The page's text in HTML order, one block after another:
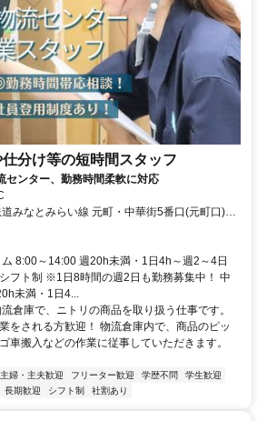
分け等の短時間スタッフ
センター、勤務時間柔軟に対応
みなとみらい線 元町・中華街5番口(元町口)徒
道みなとみらい線 日本大通り4番口(大さん橋
岸線/ＪＲ京浜東北線 石川町元町口徒歩約32分
と赤十字病院)徒歩10分
8:00～14:00 週20h未満・1日4h～週2～4日
フト制 ※1日8時間の週2日も勤務募集中！ 中
未満・1日4...
倉庫で、ニトリの商品を取り扱う仕事です。
をされる方歓迎！ 物流倉庫内で、商品のピッ
車搬入などの作業に従事していただきます。
主婦・主夫歓迎 フリーター歓迎 学歴不問
学生歓迎
長期歓迎 シフト制 社割あり